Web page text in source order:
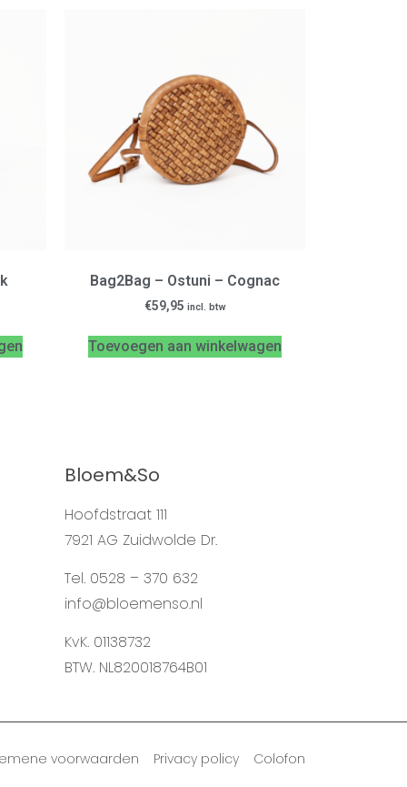
Bag2Bag – Ostuni – Cognac
€59,95 incl. btw
Toevoegen aan winkelwagen
Bloem&So
Hoofdstraat 111
7921 AG Zuidwolde Dr.
Tel. 0528 – 370 632
info@bloemenso.nl
KvK. 01138732
BTW. NL820018764B01
voorwaarden Privacy policy Colofon